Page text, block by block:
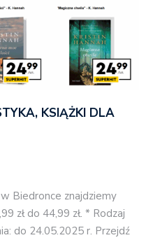
KSIĄŻKI DLA
Biedronce znajdziemy
zł do 44,99 zł. * Rodzaj
do 24.05.2025 r. Przejdź